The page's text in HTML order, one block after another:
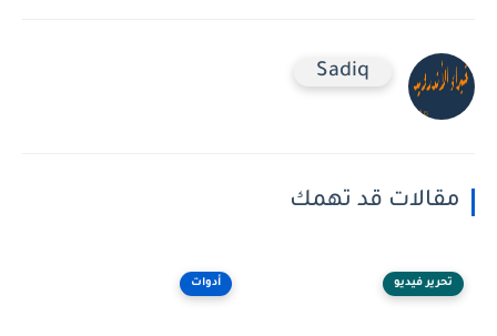
Sadiq
مقالات قد تهمك
تحرير فيديو أدوات